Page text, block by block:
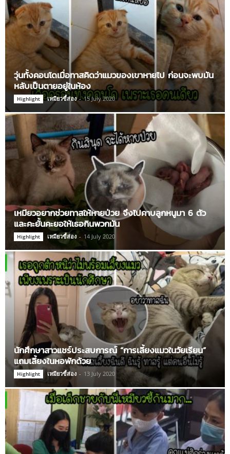
วุ่นทั้งคอนโดเมื่อทาสคิดว่าแมวของเขาหายไป ก่อนจะพบมัน
หลับเป็นตายอยู่ในห้อง
Highlight เหมียวขี้ส่อง - 15 July 2020
เหมียวอยากช่วยทาสให้หายป่วย จึงไปคาบลูกหนูมา 6 ตัว
และคะยั้นคะยอให้เธอกินพวกมัน
Highlight เหมียวขี้ส่อง - 14 July 2020
นักศึกษาสาวแชร์ประสบการณ์ “การเลี้ยงแมวในวัยเรียน”
แถมเลี้ยงในหอพักด้วย
Highlight เหมียวขี้ส่อง - 13 July 2020